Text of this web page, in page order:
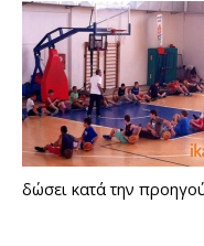
δώσει κατά την